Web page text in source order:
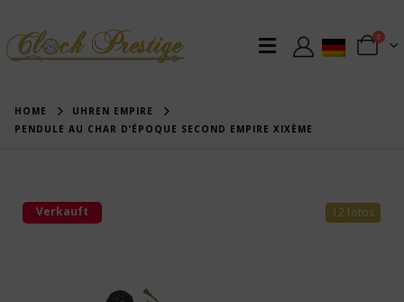
0
HOME
UHREN EMPIRE
PENDULE AU CHAR D’ÉPOQUE SECOND EMPIRE XIXÈME
12 fotos
Verkauft